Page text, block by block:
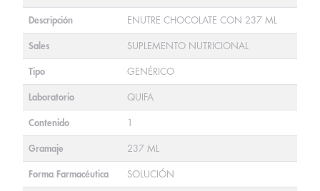
Descripción ENUTRE CHOCOLATE CON 237 ML
Sales SUPLEMENTO NUTRICIONAL
Tipo GENÉRICO
Laboratorio QUIFA
Contenido 1
Gramaje 237 ML
Forma Farmacéutica SOLUCIÓN